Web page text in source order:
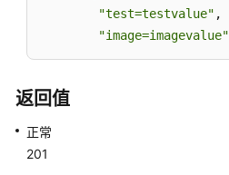
"test=testvalue" ,
"image=imagevalue"
"__platform"
返回值
正常
201